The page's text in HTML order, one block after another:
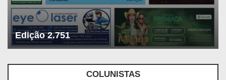
Edição 2.751
COLUNISTAS